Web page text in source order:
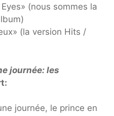
(nous sommes la
(la version Hits /
journée: les